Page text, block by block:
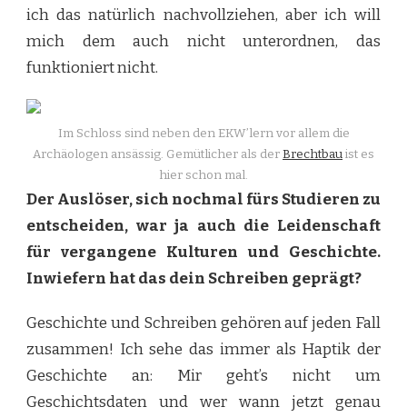
ich das natürlich nachvollziehen, aber ich will
mich dem auch nicht unterordnen, das
funktioniert nicht.
Im Schloss sind neben den EKW’lern vor allem die
Archäologen ansässig. Gemütlicher als derBrechtbauist es
hier schon mal.
Der Auslöser, sich nochmal fürs Studieren zu
entscheiden, war ja auch die Leidenschaft
für vergangene Kulturen und Geschichte.
Inwiefern hat das dein Schreiben geprägt?
Geschichte und Schreiben gehören auf jeden Fall
zusammen! Ich sehe das immer als Haptik der
Geschichte an: Mir geht’s nicht um
Geschichtsdaten und wer wann jetzt genau